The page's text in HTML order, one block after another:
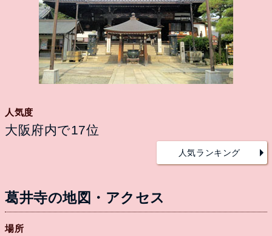
人気度
大阪府内で17位
人気ランキング
葛井寺の地図・アクセス
場所